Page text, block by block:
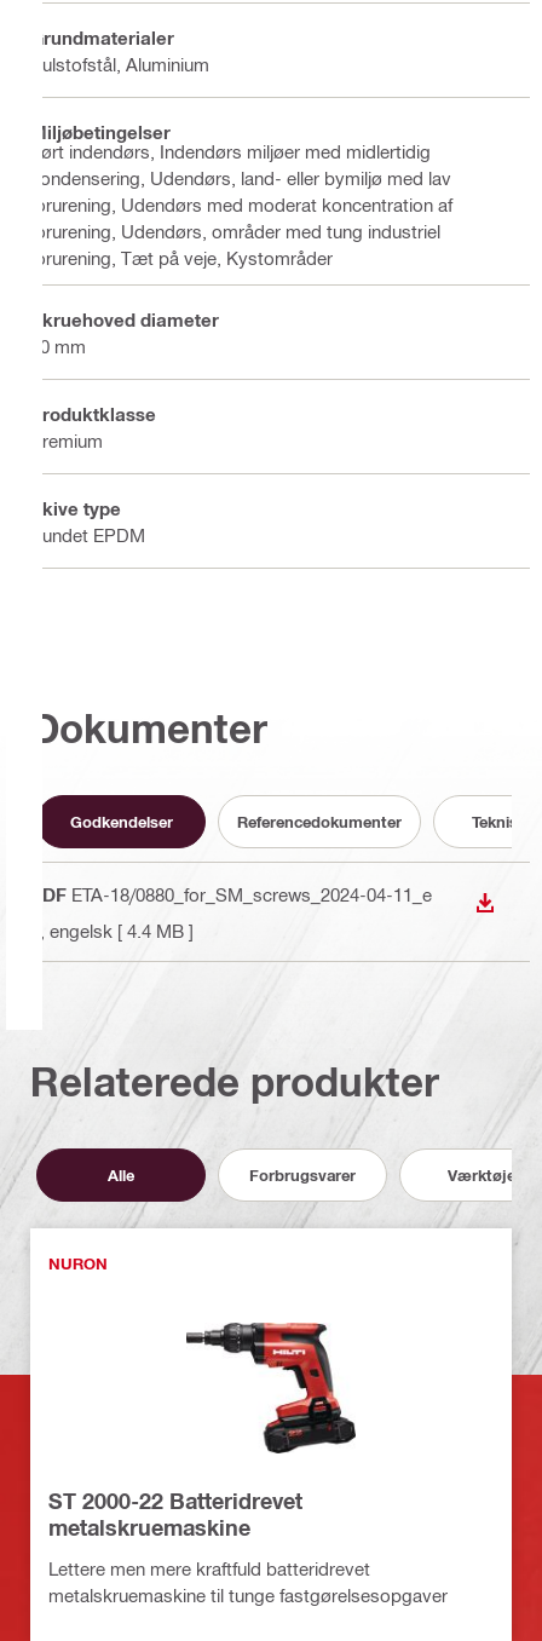
Grundmaterialer
Kulstofstål, Aluminium
Miljøbetingelser
Tørt indendørs, Indendørs miljøer med midlertidig
kondensering, Udendørs, land- eller bymiljø med lav
forurening, Udendørs med moderat koncentration af
forurening, Udendørs, områder med tung industriel
forurening, Tæt på veje, Kystområder
Skruehoved diameter
10 mm
Produktklasse
Premium
Skive type
Bundet EPDM
Dokumenter
Godkendelser Referencedokumenter Teknisk
PDF ETA-18/0880_for_SM_screws_2024-04-11_e
, engelsk [ 4.4 MB ]
Relaterede produkter
Alle Forbrugsvarer Værktøjer
NURON
ST 2000-22 Batteridrevet
metalskruemaskine
Lettere men mere kraftfuld batteridrevet
metalskruemaskine til tunge fastgørelsesopgaver